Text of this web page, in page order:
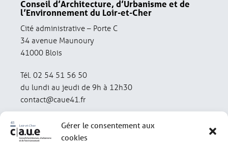
Gérer le consentement aux
cookies
Conseil d’Architecture, d’Urbanisme et de
l’Environnement du Loir-et-Cher
Cité administrative – Porte C
34 avenue Maunoury
41000 Blois
Tél. 02 54 51 56 50
du lundi au jeudi de 9h à 12h30
contact@caue41.fr